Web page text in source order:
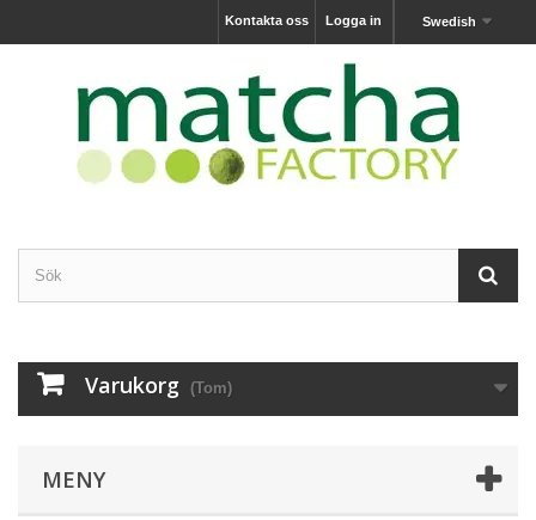
Swedish
Logga in
Kontakta oss
Varukorg (Tom)
MENY